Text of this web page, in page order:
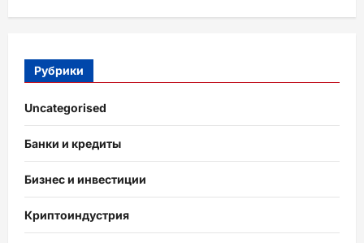
Рубрики
Uncategorised
Банки и кредиты
Бизнес и инвестиции
Криптоиндустрия